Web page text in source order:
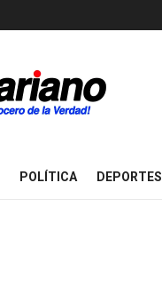
POLÍTICA DEPORTES